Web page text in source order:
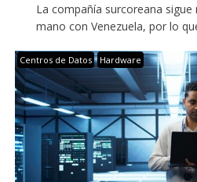
La compañía surcoreana sigue
mano con Venezuela, por lo
Centros de Datos Hardware